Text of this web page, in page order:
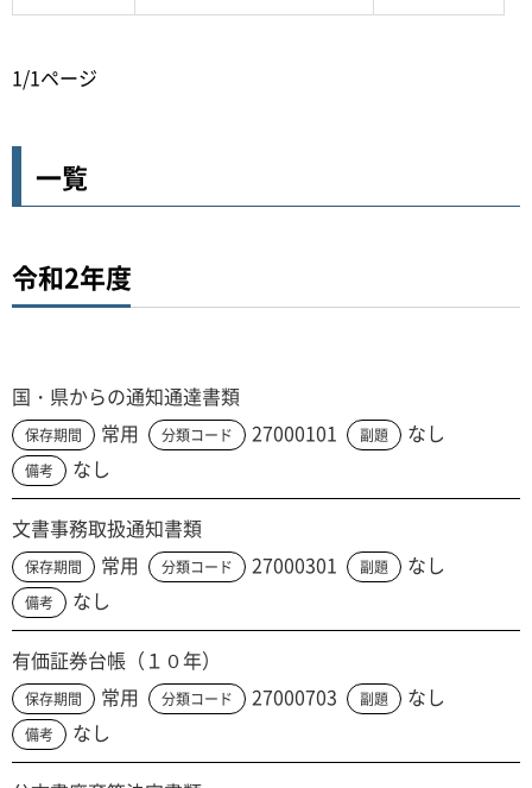
1/1ページ
一覧
令和2年度
国・県からの通知通達書類
保存期間 常用 分類コード 27000101 副題 なし
備考 なし
文書事務取扱通知書類
保存期間 常用 分類コード 27000301 副題 なし
備考 なし
有価証券台帳（１０年）
保存期間 常用 分類コード 27000703 副題 なし
備考 なし